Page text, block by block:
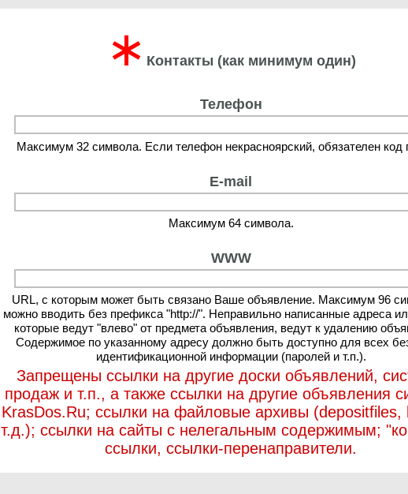
∗ Контакты (как минимум один)
Телефон
Максимум 32 символа. Если телефон некрасноярский, обязателен код
E-mail
Максимум 64 символа.
WWW
URL, с которым может быть связано Ваше объявление. Максимум 96
можно вводить без префикса "http://". Неправильно написанные адреса
которые ведут "влево" от предмета объявления, ведут к удалению
Содержимое по указанному адресу должно быть доступно для всех
идентификационной информации (паролей и т.п.).
Запрещены ссылки на другие доски объявлений,
продаж и т.п., а также ссылки на другие объявления
KrasDos.Ru; ссылки на файловые архивы (depositfiles,
т.д.); ссылки на сайты с нелегальным содержимым;
ссылки, ссылки-перенаправители.